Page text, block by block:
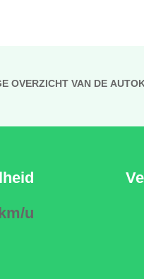
OVERZICHT VAN DE
u